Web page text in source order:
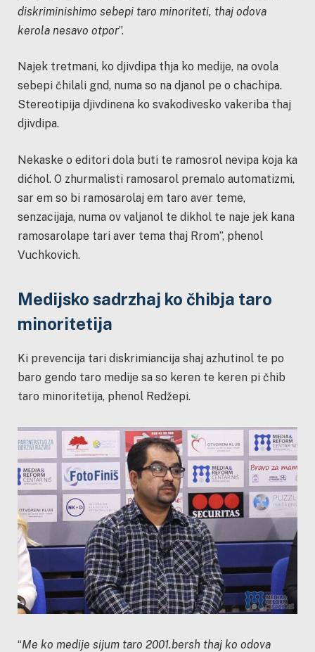
diskriminishimo sebepi taro minoriteti, thaj odova
kerola nesavo otpor”.
Najek tretmani, ko djivdipa thja ko medije, na ovola
sebepi čhilali gnd, numa so na djanol pe o chachipa.
Stereotipija djivdinena ko svakodivesko vakeriba thaj
djivdipa.
Nekaske o editori dola buti te ramosrol nevipa koja ka
dićhol. O zhurmalisti ramosarol premalo automatizmi,
sar em so bi ramosarolaj em taro aver teme,
senzacijaja, numa ov valjanol te dikhol te naje jek kana
ramosarolape tari aver tema thaj Rrom”, phenol
Vuchkovich.
Medijsko sadrzhaj ko čhibja taro
minoritetija
Ki prevencija tari diskrimiancija shaj azhutinol te po
baro gendo taro medije sa so keren te keren pi čhib
taro minoritetija, phenol Redžepi.
“Me ko medije sijum taro 2001.bersh thaj ko odova